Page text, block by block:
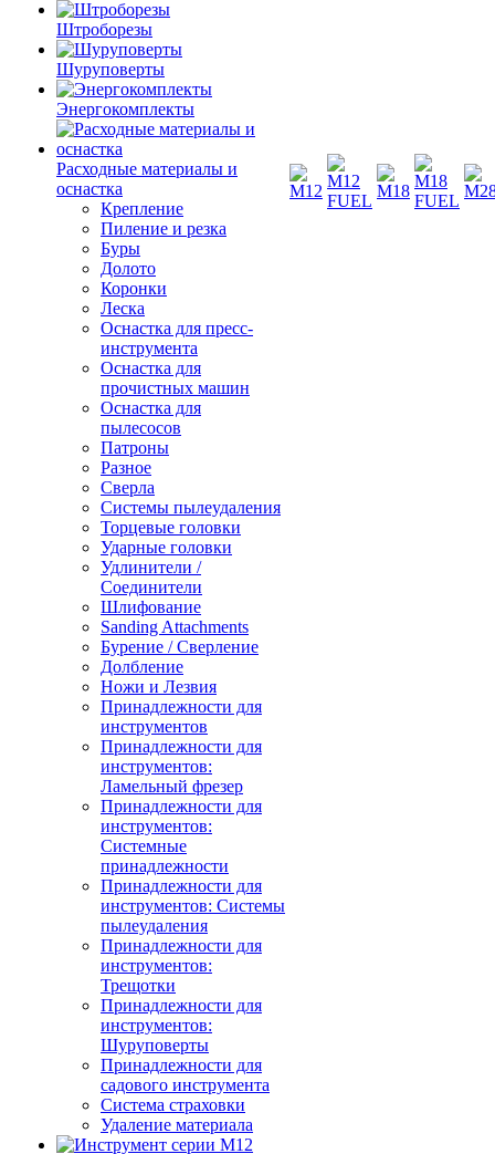
Штроборезы
Шуруповерты
Энергокомплекты
Расходные материалы и
оснастка
Крепление
Пиление и резка
Буры
Долото
Коронки
Леска
Оснастка для пресс-
инструмента
Оснастка для
прочистных машин
Оснастка для
пылесосов
Патроны
Разное
Сверла
Системы пылеудаления
Торцевые головки
Ударные головки
Удлинители /
Соединители
Шлифование
Sanding Attachments
Бурение / Сверление
Долбление
Ножи и Лезвия
Принадлежности для
инструментов
Принадлежности для
инструментов:
Ламельный фрезер
Принадлежности для
инструментов:
Системные
принадлежности
Принадлежности для
инструментов: Системы
пылеудаления
Принадлежности для
инструментов:
Трещотки
Принадлежности для
инструментов:
Шуруповерты
Принадлежности для
садового инструмента
Система страховки
Удаление материала